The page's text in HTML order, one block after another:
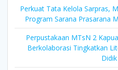
Perkuat Tata Kelola Sarpras,
Program Sarana Prasarana
Perpustakaan MTsN 2
Berkolaborasi Tingkatkan
Didik